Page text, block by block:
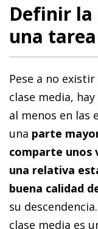
Definir la
una
Pese a no
clase media,
al menos en las
una parte
comparte unos
una relativa
buena calidad
su
clase media es